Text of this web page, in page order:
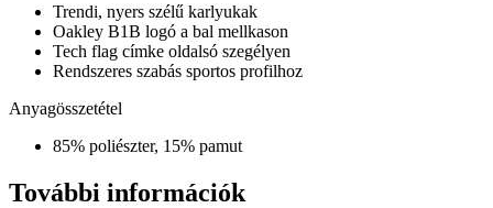
Trendi, nyers szélű karlyukak
Oakley B1B logó a bal mellkason
Tech flag címke oldalsó szegélyen
Rendszeres szabás sportos profilhoz
Anyagösszetétel
85% poliészter, 15% pamut
További információk